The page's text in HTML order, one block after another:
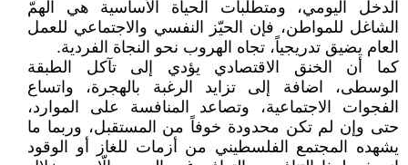
الدخل اليومي، ومتطلبات الحياة الأساسية هي الهمّ
الشاغل للمواطن، فإن الحيّز النفسي والاجتماعي للعمل
العام يضيق تدريجياً، تجاه الهروب نحو النجاة الفردية.
كما أن الخنق الاقتصادي يؤدي إلى تآكل الطبقة
الوسطى، اضافة إلى تزايد الرغبة بالهجرة، واتساع
الفجوات الاجتماعية، وتصاعد المنافسة على الموارد،
حتى وإن لم تكن محدودة خوفاً من المستقبل، وربما ما
يشهده المجتمع الفلسطيني من أزمات للغاز أو الوقود